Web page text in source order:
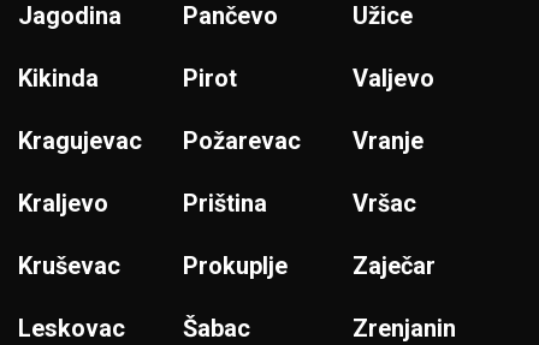
Jagodina
Kikinda
Kragujevac
Kraljevo
Kruševac
Leskovac
Pančevo
Pirot
Požarevac
Priština
Prokuplje
Šabac
Užice
Valjevo
Vranje
Vršac
Zaječar
Zrenjanin